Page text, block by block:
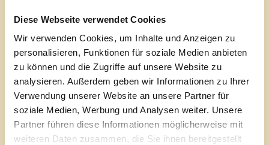
Diese Webseite verwendet Cookies
Wir verwenden Cookies, um Inhalte und Anzeigen zu
personalisieren, Funktionen für soziale Medien anbieten
zu können und die Zugriffe auf unsere Website zu
analysieren. Außerdem geben wir Informationen zu Ihrer
Verwendung unserer Website an unsere Partner für
soziale Medien, Werbung und Analysen weiter. Unsere
Partner führen diese Informationen möglicherweise mit
weiteren Daten zusammen, die Sie ihnen bereitgestellt
Wintersportverein Fellengatter.
Marktgemeinde Frastanz
Sägenplatz 1
A-6820 Frastanz, Österreich
Lageplan